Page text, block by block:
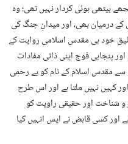
بیٹھی ہوئی کردار نہیں تھی؛ وہ
درمیان بھی، اور میدانِ جنگ کی
خود ہی مقدس اسلامی روایت کے
پنجابی فوج اپنی ذاتی مفادات
و عشرت کی خاطر ۷۷ سالوں سے مقدس اسلام کے نام کو بے رحمی
کہیں نہیں ملتا ہے اور اس طرح
شناخت اور حقیقی راویت کو
اور کسی قابض نے ایس انہیں کیا